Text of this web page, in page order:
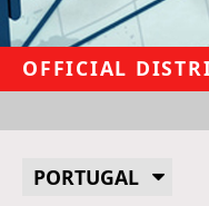
OFFICIAL
PORTUGAL